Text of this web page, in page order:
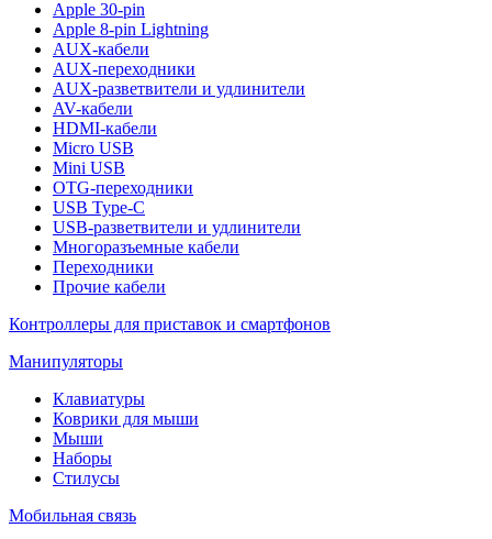
Apple 30-pin
Apple 8-pin Lightning
AUX-кабели
AUX-переходники
AUX-разветвители и удлинители
AV-кабели
HDMI-кабели
Micro USB
Mini USB
OTG-переходники
USB Type-C
USB-разветвители и удлинители
Многоразъемные кабели
Переходники
Прочие кабели
Контроллеры для приставок и смартфонов
Манипуляторы
Клавиатуры
Коврики для мыши
Мыши
Наборы
Стилусы
Мобильная связь